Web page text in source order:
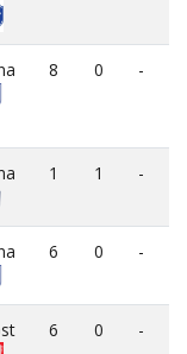
8 0 -
1 1 -
6 0 -
6 0 -